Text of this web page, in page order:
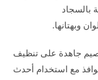
بالسجاد
وبهتانها.
جاهدة على تنظيف
مع استخدام أحدث